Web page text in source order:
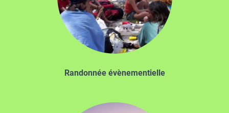
Randonnée évènementielle